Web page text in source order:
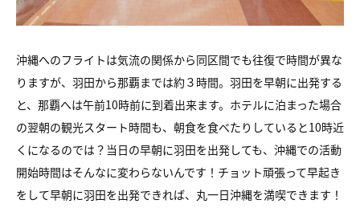
沖縄へのフライトは気流の関係から同区間でも往復で時間が異な
りますが、羽田から那覇までは約３時間。羽田を早朝に出発する
と、那覇へは午前10時前に到着出来ます。ホテルに泊まった場合
の翌朝の観光スタート時間も、朝食を食べたりしていると10時近
くになるのでは？当日の早朝に羽田を出発しても、沖縄での活動
開始時間はそんなに変わらないんです！チョット頑張って早起き
をして早朝に羽田を出発できれば、丸一日沖縄を満喫できます！